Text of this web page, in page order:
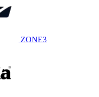
ZONE3